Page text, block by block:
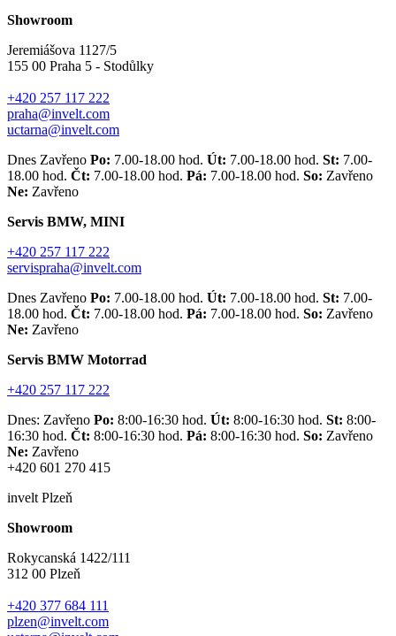
Showroom
Jeremiášova 1127/5
155 00 Praha 5 - Stodůlky
+420 257 117 222
praha@invelt.com
uctarna@invelt.com
Dnes Zavřeno Po: 7.00-18.00 hod. Út: 7.00-18.00 hod. St: 7.00-
18.00 hod. Čt: 7.00-18.00 hod. Pá: 7.00-18.00 hod. So: Zavřeno
Ne: Zavřeno
Servis BMW, MINI
+420 257 117 222
servispraha@invelt.com
Dnes Zavřeno Po: 7.00-18.00 hod. Út: 7.00-18.00 hod. St: 7.00-
18.00 hod. Čt: 7.00-18.00 hod. Pá: 7.00-18.00 hod. So: Zavřeno
Ne: Zavřeno
Servis BMW Motorrad
+420 257 117 222
Dnes: Zavřeno Po: 8:00-16:30 hod. Út: 8:00-16:30 hod. St: 8:00-
16:30 hod. Čt: 8:00-16:30 hod. Pá: 8:00-16:30 hod. So: Zavřeno
Ne: Zavřeno
+420 601 270 415
invelt Plzeň
Showroom
Rokycanská 1422/111
312 00 Plzeň
+420 377 684 111
plzen@invelt.com